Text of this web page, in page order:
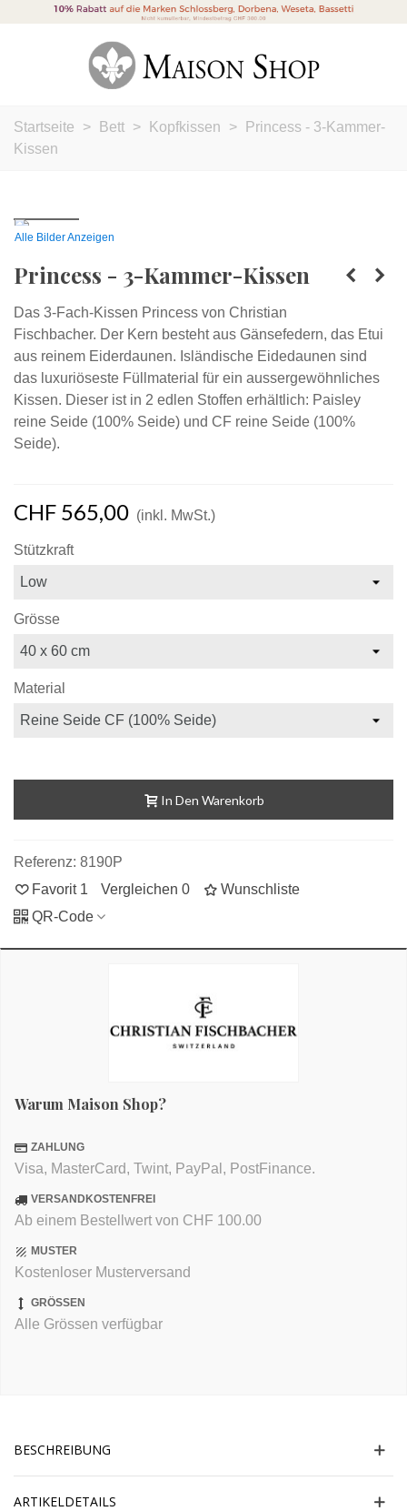
Startseite > Bett > Kopfkissen >
Princess - 3-Kammer-
Kissen
Alle Bilder Anzeigen
Princess - 3-Kammer-Kissen
Das 3-Fach-Kissen Princess von Christian
Fischbacher. Der Kern besteht aus Gänsefedern, das Etui
aus reinem Eiderdaunen. Isländische Eidedaunen sind
das luxuriöseste Füllmaterial für ein aussergewöhnliches
Kissen. Dieser ist in 2 edlen Stoffen erhältlich: Paisley
reine Seide (100% Seide) und CF reine Seide (100%
Seide).
CHF 565,00 (inkl. MwSt.)
Stützkraft
Grösse
Material
In Den Warenkorb
Referenz: 8190P
Favorit 1 Vergleichen 0
Wunschliste
QR-Code
Warum Maison Shop?
ZAHLUNG
Visa, MasterCard, Twint, PayPal, PostFinance.
VERSANDKOSTENFREI
Ab einem Bestellwert von CHF 100.00
MUSTER
Kostenloser Musterversand
GRÖSSEN
Alle Grössen verfügbar
BESCHREIBUNG
ARTIKELDETAILS